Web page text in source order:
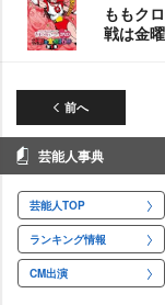
ももク
戦は金
前へ
芸能人事典
芸能人TOP
ランキング情報
CM出演